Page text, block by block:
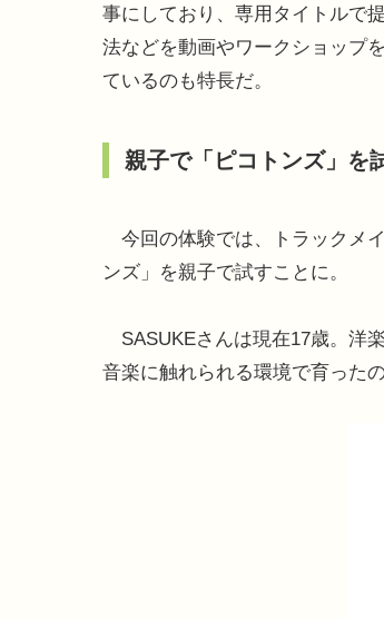
事にしており、専用タイトルで
法などを動画やワークショップ
ているのも特長だ。
親子で「ピコトンズ」を
今回の体験では、トラックメ
ンズ」を親子で試すことに。
SASUKEさんは現在17歳。洋
音楽に触れられる環境で育ったの